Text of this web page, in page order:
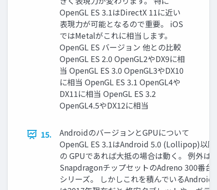
OpenGL ES 3.1はDirectX 11に近い
表現力が可能となるので重要。 iOS
ではMetalがこれに相当します。
OpenGL ES バージョン 他との比較
OpenGL ES 2.0 OpenGL2やDX9に相
当 OpenGL ES 3.0 OpenGL3やDX10
に相当 OpenGL ES 3.1 OpenGL4や
DX11に相当 OpenGL ES 3.2
OpenGL4.5やDX12に相当
15.
AndroidのバージョンとGPUについて
OpenGL ES 3.1はAndroid 5.0 (Lollipop)以降
の GPUであれば大抵の場合は動く。 例外は
SnapdragonチップセットのAdreno 300番台
シリーズ。 しかしこれを積んでいるAndroid